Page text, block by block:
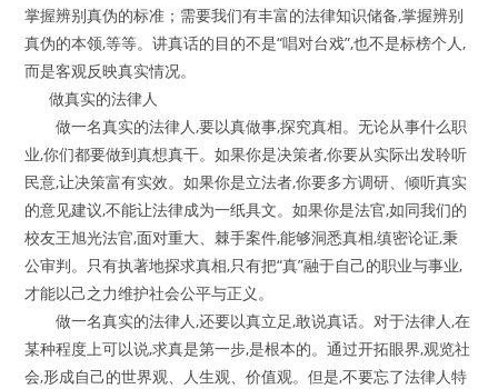
掌握辨别真伪的标准；需要我们有丰富的法律知识储备,掌握辨别
真伪的本领,等等。讲真话的目的不是“唱对台戏”,也不是标榜个人,
而是客观反映真实情况。
做真实的法律人
做一名真实的法律人,要以真做事,探究真相。无论从事什么职
业,你们都要做到真想真干。如果你是决策者,你要从实际出发聆听
民意,让决策富有实效。如果你是立法者,你要多方调研、倾听真实
的意见建议,不能让法律成为一纸具文。如果你是法官,如同我们的
校友王旭光法官,面对重大、棘手案件,能够洞悉真相,缜密论证,秉
公审判。只有执著地探求真相,只有把“真”融于自己的职业与事业,
才能以己之力维护社会公平与正义。
做一名真实的法律人,还要以真立足,敢说真话。对于法律人,在
某种程度上可以说,求真是第一步,是根本的。通过开拓眼界,观览社
会,形成自己的世界观、人生观、价值观。但是,不要忘了法律人特